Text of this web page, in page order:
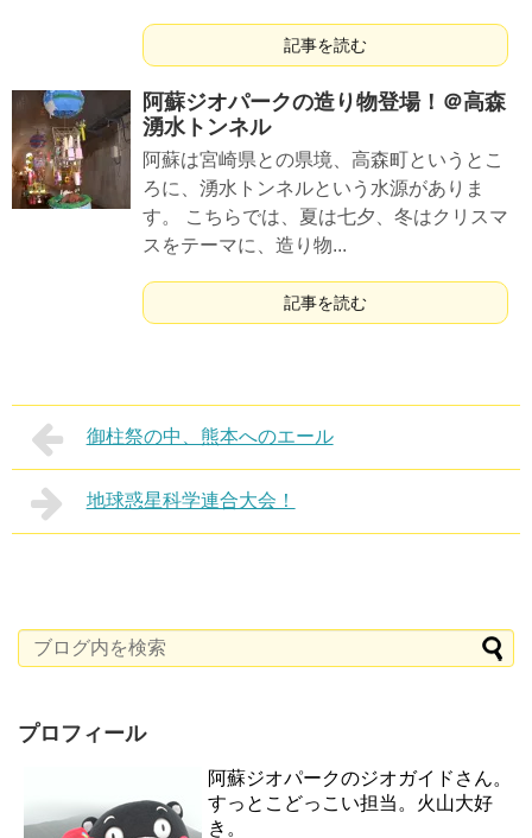
記事を読む
阿蘇ジオパークの造り物登場！＠高森
湧水トンネル
阿蘇は宮崎県との県境、高森町というとこ
ろに、湧水トンネルという水源がありま
す。 こちらでは、夏は七夕、冬はクリスマ
スをテーマに、造り物...
記事を読む
御柱祭の中、熊本へのエール
地球惑星科学連合大会！
プロフィール
阿蘇ジオパークのジオガイドさん。
すっとこどっこい担当。火山大好
き。